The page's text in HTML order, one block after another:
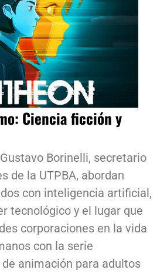
Ciencia ficción y
Borinelli, secretario
de la UTPBA, abordan
con inteligencia artificial,
tecnológico y el lugar que
corporaciones en la vida
con la serie
animación para adultos